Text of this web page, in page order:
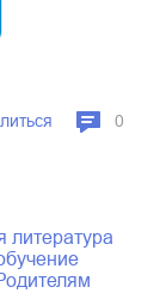
0
литература
родителям